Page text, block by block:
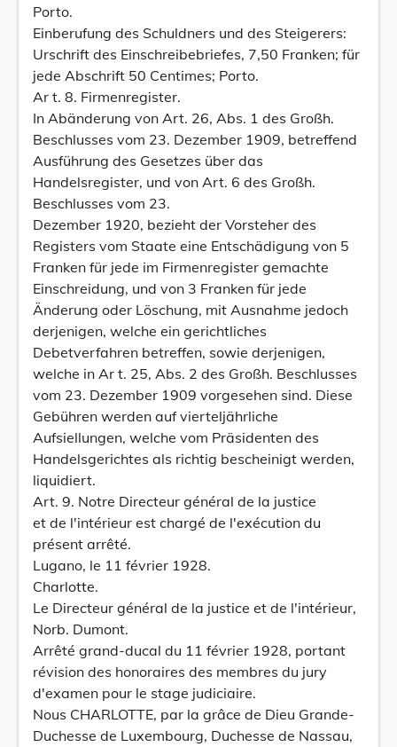
Porto.
Einberufung des Schuldners und des Steigerers:
Urschrift des Einschreibebriefes, 7,50 Franken; für
jede Abschrift 50 Centimes; Porto.
Ar t. 8. Firmenregister.
In Abänderung von Art. 26, Abs. 1 des Großh.
Beschlusses vom 23. Dezember 1909, betreffend
Ausführung des Gesetzes über das
Handelsregister, und von Art. 6 des Großh.
Beschlusses vom 23.
Dezember 1920, bezieht der Vorsteher des
Registers vom Staate eine Entschädigung von 5
Franken für jede im Firmenregister gemachte
Einschreidung, und von 3 Franken für jede
Änderung oder Löschung, mit Ausnahme jedoch
derjenigen, welche ein gerichtliches
Debetverfahren betreffen, sowie derjenigen,
welche in Ar t. 25, Abs. 2 des Großh. Beschlusses
vom 23. Dezember 1909 vorgesehen sind. Diese
Gebühren werden auf vierteljährliche
Aufsiellungen, welche vom Präsidenten des
Handelsgerichtes als richtig bescheinigt werden,
liquidiert.
Art. 9. Notre Directeur général de la justice
et de l'intérieur est chargé de l'exécution du
présent arrêté.
Lugano, le 11 février 1928.
Charlotte.
Le Directeur général de la justice et de l'intérieur,
Norb. Dumont.
Arrêté grand-ducal du 11 février 1928, portant
révision des honoraires des membres du jury
d'examen pour le stage judiciaire.
Nous CHARLOTTE, par la grâce de Dieu Grande-
Duchesse de Luxembourg, Duchesse de Nassau,